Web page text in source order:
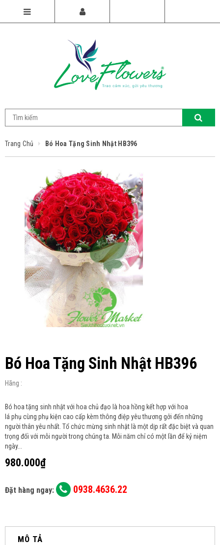
Trang Chủ Bó Hoa Tặng Sinh Nhật HB396
Bó Hoa Tặng Sinh Nhật HB396
Hãng :
Bó hoa tặng sinh nhật với hoa chủ đạo là hoa hồng kết hợp với hoa
lá phụ cùng phụ kiện cao cấp kèm thông điệp yêu thương gởi đến những
người thân yêu nhất. Tổ chức mừng sinh nhật là một dịp rất đặc biệt và quan
trọng đối với mỗi người trong chúng ta. Mỗi năm chỉ có một lần để kỷ niệm
ngày...
980.000₫
Đặt hàng ngay: 0938.4636.22
MÔ TẢ